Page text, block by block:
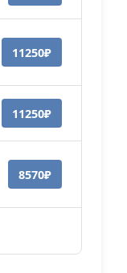
11250₽
11250₽
8570₽